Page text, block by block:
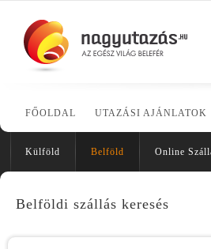
FŐOLDAL UTAZÁSI AJÁNLATOK
Külföld Belföld Online
Belföldi szállás keresés